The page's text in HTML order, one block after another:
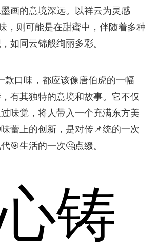
画的意境深远。以祥云为灵感
，则可能是在甜蜜中，伴随着多种
如同云锦般绚丽多彩。
款口味，都应该像唐伯虎的一幅
有其独特的意境和故事。它不仅
味觉，将人带入一个充满东方美
蕾上的创新，是对传📌统的一次
🎯生活的一次🤔点缀。
铸